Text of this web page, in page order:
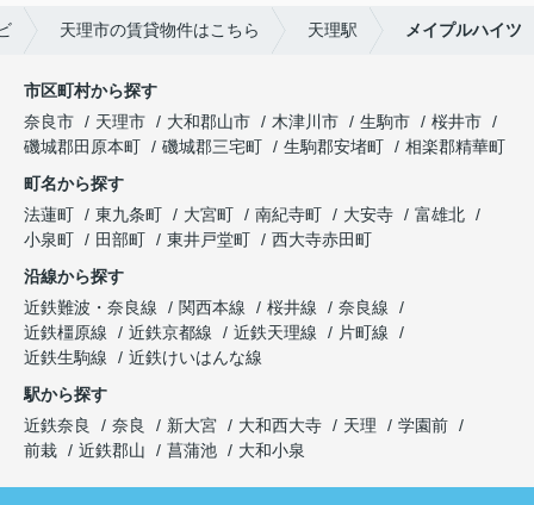
天理市の賃貸物件はこちら 天理駅 メイプルハイツ
市区町村から探す
奈良市
天理市 大和郡山市 木津川市 生駒市
桜井市
磯城郡田原本町
磯城郡三宅町 生駒郡安堵町
相楽郡精華町
町名から探す
法蓮町
東九条町 大宮町 南紀寺町 大安寺
富雄北
小泉町
田部町 東井戸堂町
西大寺赤田町
沿線から探す
近鉄難波・奈良線
関西本線 桜井線
奈良線
近鉄橿原線
近鉄京都線 近鉄天理線
片町線
近鉄生駒線
近鉄けいはんな線
駅から探す
近鉄奈良
奈良 新大宮 大和西大寺 天理
学園前
前栽
近鉄郡山 菖蒲池 大和小泉